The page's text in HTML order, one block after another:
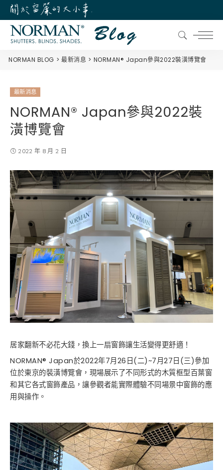
NORMAN BLOG 最新消息 NORMAN® Japan參與2022裝潢博覽會
最新消息
NORMAN® Japan參與2022裝
潢博覽會
2022 年 8 月 2 日
居家翻新不必花大錢，換上一扇窗飾讓生活變得更舒適！
NORMAN® Japan於2022年7月26日(二)~7月27日(三)參加
位於東京的裝潢博覽會，現場展示了不同形式的木質框型百葉窗
和其它各式窗飾產品，讓參觀者能實際體驗不同場景中窗飾的應
用與操作。